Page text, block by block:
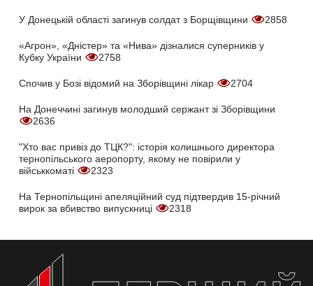
У Донецькій області загинув солдат з Борщівщини 2858
«Агрон», «Дністер» та «Нива» дізналися суперників у
Кубку України
2758
Спочив у Бозі відомий на Зборівщині лікар 2704
На Донеччині загинув молодший сержант зі Зборівщини
2636
"Хто вас привіз до ТЦК?": історія колишнього директора
тернопільського аеропорту, якому не повірили у
військкоматі
2323
На Тернопільщині апеляційний суд підтвердив 15-річний
вирок за вбивство випускниці
2318